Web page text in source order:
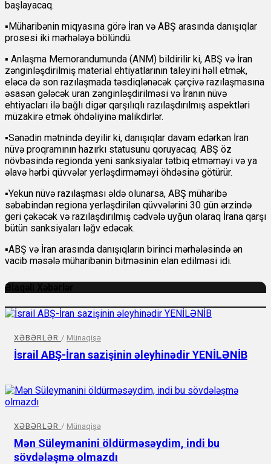
başlayacaq.
▪️Müharibənin miqyasına görə İran və ABŞ arasında danışıqlar
prosesi iki mərhələyə bölündü.
▪️ Anlaşma Memorandumunda (ANM) bildirilir ki, ABŞ və İran
zənginləşdirilmiş material ehtiyatlarının taleyini həll etmək,
eləcə də son razılaşmada təsdiqlənəcək çərçivə razılaşmasına
əsasən gələcək uran zənginləşdirilməsi və İranın nüvə
ehtiyacları ilə bağlı digər qarşılıqlı razılaşdırılmış aspektləri
müzakirə etmək öhdəliyinə malikdirlər.
▪️Sənədin mətnində deyilir ki, danışıqlar davam edərkən İran
nüvə proqramının hazırkı statusunu qoruyacaq. ABŞ öz
növbəsində regionda yeni sanksiyalar tətbiq etməməyi və ya
əlavə hərbi qüvvələr yerləşdirməməyi öhdəsinə götürür.
▪️Yekun nüvə razılaşması əldə olunarsa, ABŞ müharibə
səbəbindən regiona yerləşdirilən qüvvələrini 30 gün ərzində
geri çəkəcək və razılaşdırılmış cədvələ uyğun olaraq İrana qarşı
bütün sanksiyaları ləğv edəcək.
▪️ABŞ və İran arasında danışıqların birinci mərhələsində ən
vacib məsələ müharibənin bitməsinin elan edilməsi idi.
Əlaqəli Xəbərlər
XƏBƏRLƏR / Münaqişə
İsrail ABŞ-İran sazişinin əleyhinədir YENİLƏNİB
XƏBƏRLƏR / Münaqişə
Mən Süleymanini öldürməsəydim, indi bu
sövdələşmə olmazdı